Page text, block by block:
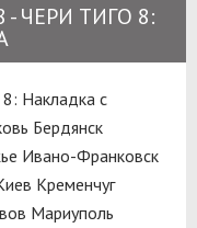
- ЧЕРИ ТИГО 8:
8: Накладка с
Бердянск
Ивано-Франковск
Кременчуг
Мариуполь